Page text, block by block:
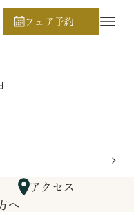
フェア予約
アクセス
へ